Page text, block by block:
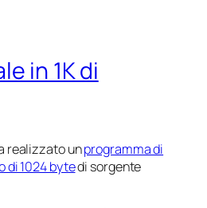
in 1K di
realizzato unprogramma di
di 1024 bytedi sorgente